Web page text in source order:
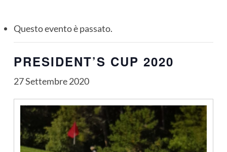
Questo evento è passato.
PRESIDENT’S CUP 2020
27 Settembre 2020